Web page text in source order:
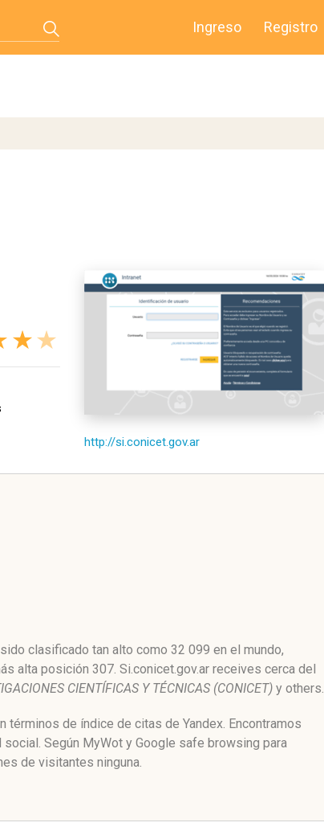
Ingreso Registro
http://si.conicet.gov.ar
clasificado tan alto como 32 099 en el mundo,
alta posición 307. Si.conicet.gov.ar receives cerca del
CIENTÍFICAS Y TÉCNICAS (CONICET) y others.
de índice de citas de Yandex. Encontramos
social. Según MyWot y Google safe browsing para
de visitantes ninguna.